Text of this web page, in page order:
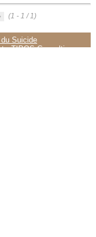
(1 - 1 / 1)
Suicide
:TIPOS Consulting